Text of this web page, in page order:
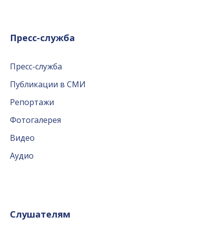
Пресс-служба
Пресс-служба
Публикации в СМИ
Репортажи
Фотогалерея
Видео
Аудио
Слушателям